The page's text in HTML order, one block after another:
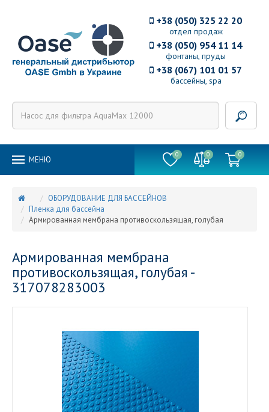
отдел продаж
+38 (050) 325 22 20
фонтаны, пруды
+38 (050) 954 11 14
бассейны, spa
+38 (067) 101 01 57
MEНЮ
0 0 0
ОБОРУДОВАНИЕ ДЛЯ БАССЕЙНОВ
Пленка для бассейна
Армированная мембрана противоскользящая, голубая
Армированная мембрана
противоскользящая, голубая -
317078283003